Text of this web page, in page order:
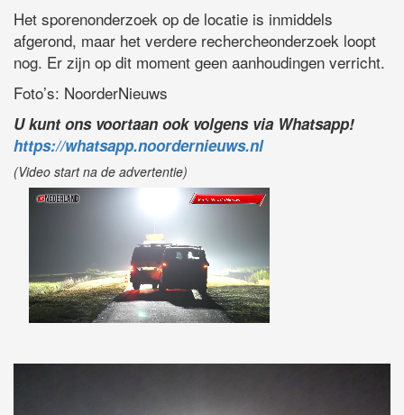
Het sporenonderzoek op de locatie is inmiddels
afgerond, maar het verdere rechercheonderzoek loopt
nog. Er zijn op dit moment geen aanhoudingen verricht.
Foto’s: NoorderNieuws
U kunt ons voortaan ook volgens via Whatsapp!
https://whatsapp.noordernieuws.nl
(Video start na de advertentie)